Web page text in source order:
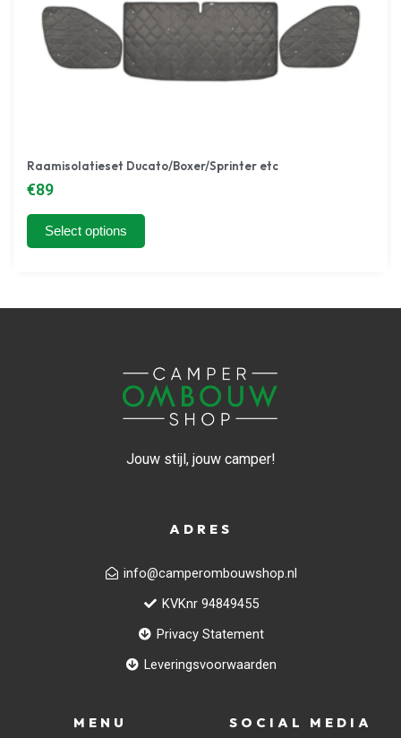
BEKIJK ALLES
Raamisolatieset Ducato/Boxer/Sprinter etc
€89
Select options
Jouw stijl, jouw camper!
ADRES
info@camperombouwshop.nl
KVKnr 94849455
Privacy Statement
Leveringsvoorwaarden
MENU SOCIAL MEDIA